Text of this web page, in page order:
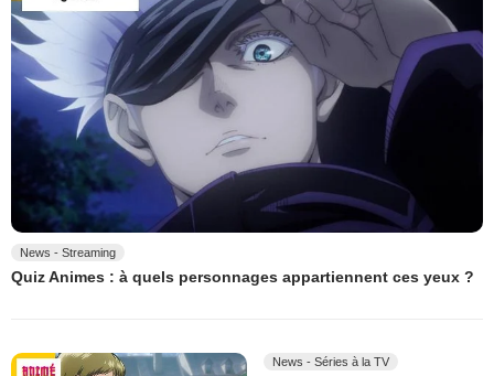
News - Streaming
Quiz Animes : à quels personnages appartiennent ces yeux ?
News - Séries à la TV